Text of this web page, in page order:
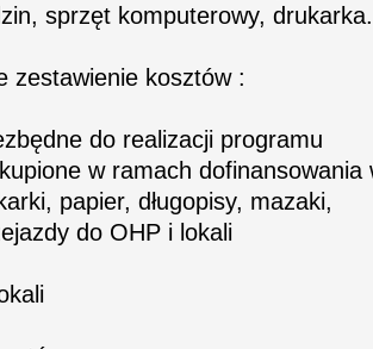
sprzęt komputerowy, drukarka.
zestawienie kosztów :
do realizacji programu
w ramach dofinansowania
papier, długopisy, mazaki,
do OHP i lokali